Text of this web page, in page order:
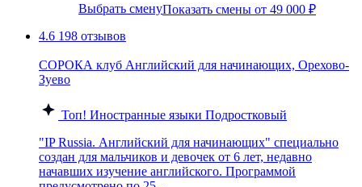
Выбрать сменуПоказать смены от 49 000 ₽
4.6 198 отзывов
СОРОКА клуб Английский для начинающих, Орехово-
Зуево
Топ! Иностранные языки Подростковый
"IP Russia. Английский для начинающих" специально
создан для мальчиков и девочек от 6 лет, недавно
начавших изучение английского. Программой